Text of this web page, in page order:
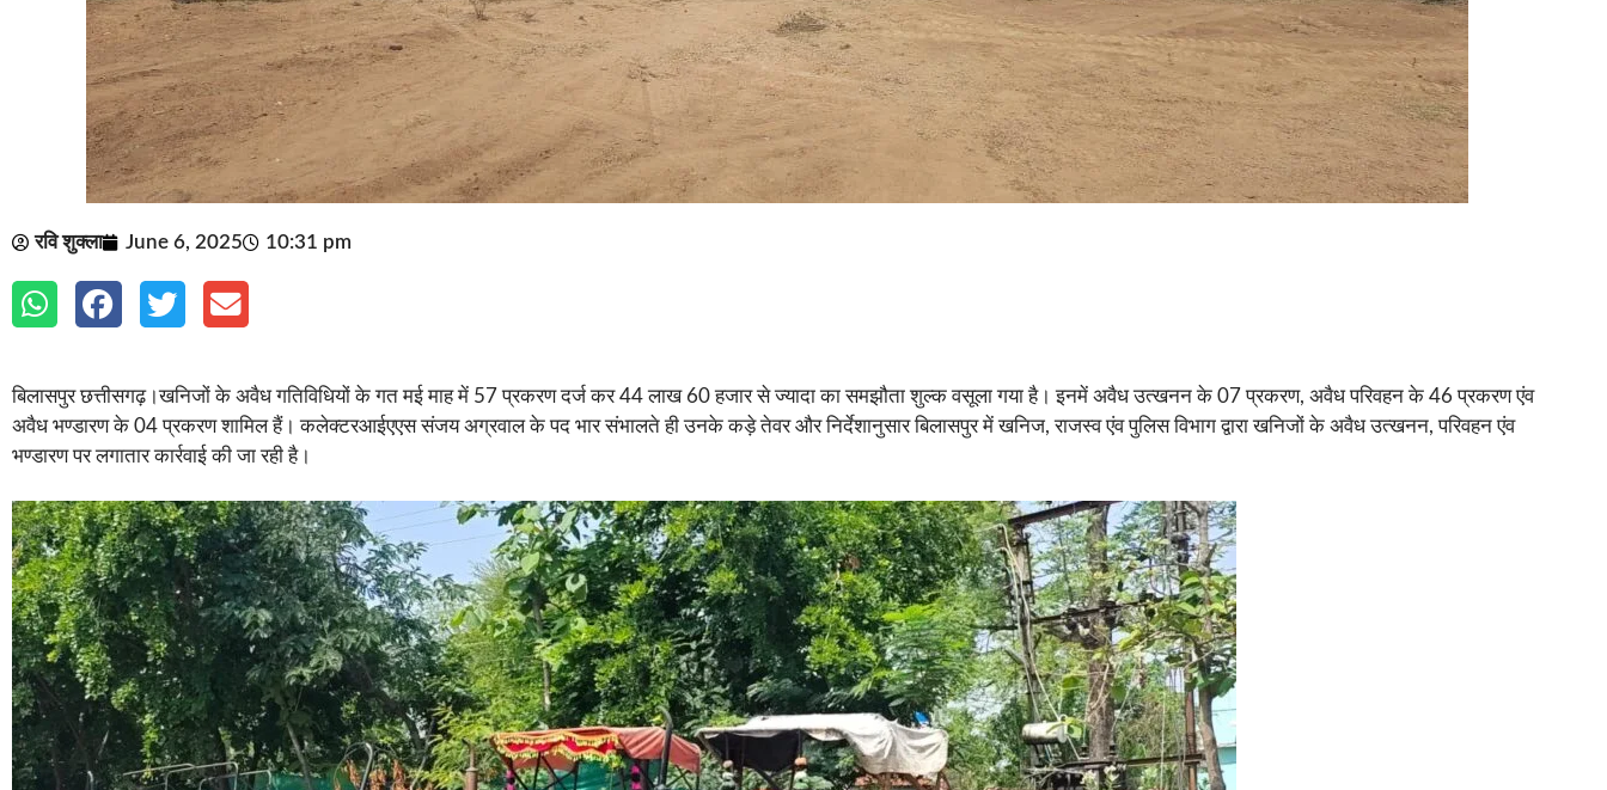
रवि शुक्ला June 6, 2025 10:31 pm
बिलासपुर छत्तीसगढ़।खनिजों के अवैध गतिविधियों के गत मई माह में 57 प्रकरण दर्ज कर 44 लाख 60 हजार से ज्यादा का समझौता शुल्क वसूला गया है। इनमें अवैध उत्खनन के 07 प्रकरण, अवैध परिवहन के 46 प्रकरण एंव
अवैध भण्डारण के 04 प्रकरण शामिल हैं। कलेक्टरआईएएस संजय अग्रवाल के पद भार संभालते ही उनके कड़े तेवर और निर्देशानुसार बिलासपुर में खनिज, राजस्व एंव पुलिस विभाग द्वारा खनिजों के अवैध उत्खनन, परिवहन एंव
भण्डारण पर लगातार कार्रवाई की जा रही है।